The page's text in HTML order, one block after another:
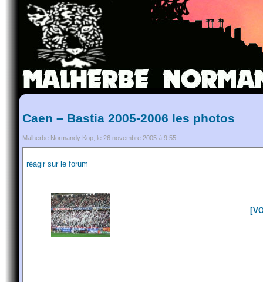
Caen – Bastia 2005-2006 les photos
Malherbe Normandy Kop, le 26 novembre 2005 à 9:55
réagir sur le forum